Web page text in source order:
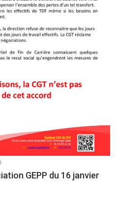
GEPP du 16 janvier